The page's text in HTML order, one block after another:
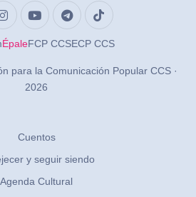
ÉpaleFCP CCSECP CCS
para la Comunicación Popular CCS ·
2026
Cuentos
y seguir siendo
Agenda Cultural